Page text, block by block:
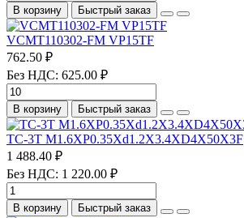
В корзину Быстрый заказ
VCMT110302-FM VP15TF
762.50 ₽
Без НДС: 625.00 ₽
В корзину Быстрый заказ
TC-3T M1.6XP0.35Xd1.2X3.4XD4X50X3F
1 488.40 ₽
Без НДС: 1 220.00 ₽
В корзину Быстрый заказ